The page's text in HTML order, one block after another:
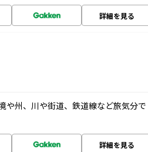
詳細を見る
や州、川や街道、鉄道線など旅気分で
詳細を見る